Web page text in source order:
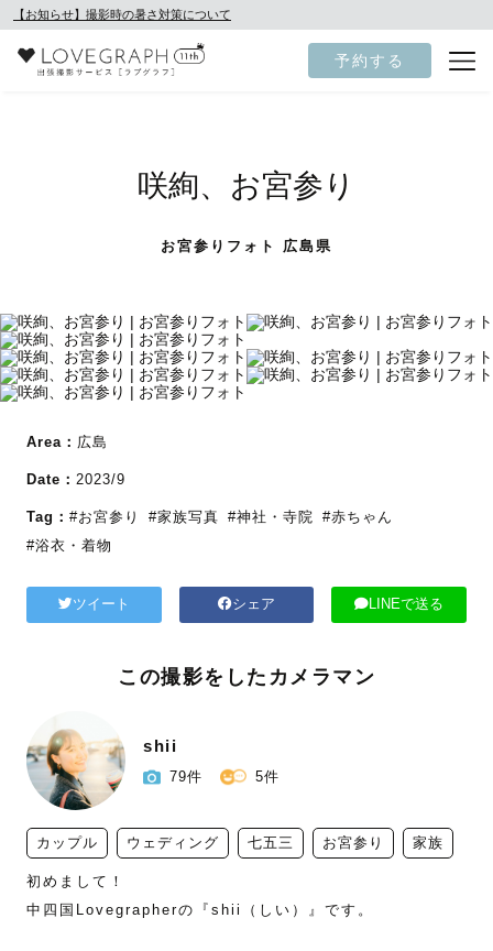
【お知らせ】撮影時の暑さ対策について
予約する
咲絢、お宮参り
お宮参りフォト 広島県
Area： 広島
Date： 2023/9
Tag： #お宮参り #家族写真 #神社・寺院 #赤ちゃん
#浴衣・着物
ツイート シェア LINEで送る
この撮影をしたカメラマン
shii
79件 5件
カップル ウェディング 七五三 お宮参り 家族
初めまして！
中四国Lovegrapherの『shii（しい）』です。